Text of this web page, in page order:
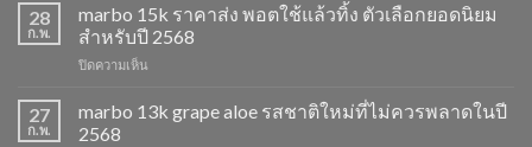
28
ก.พ.
marbo 15k ราคาส่ง พอตใช้แล้วทิ้ง ตัวเลือกยอดนิยม
สำหรับปี 2568
ปิดความเห็น
15k
ราคา
27
ก.พ.
marbo 13k grape aloe รสชาติใหม่ที่ไม่ควรพลาดในปี
2568